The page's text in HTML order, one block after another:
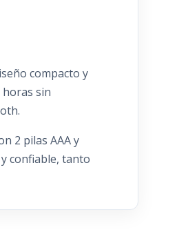
compacto y
sin
2 pilas AAA y
confiable, tanto